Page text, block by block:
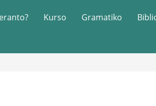
Kurso Gramatiko